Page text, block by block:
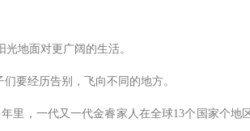
地面对更广阔的生活。
要经历告别，飞向不同的地方。
里，一代又一代金睿家人在全球13个国家个地